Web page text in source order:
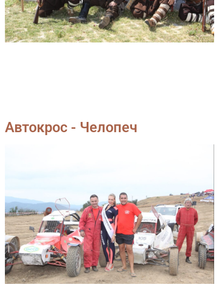
Автокрос - Челопеч